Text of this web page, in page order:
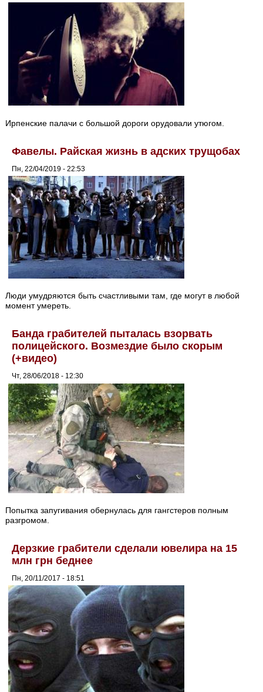
Ирпенские палачи с большой дороги орудовали утюгом.
Фавелы. Райская жизнь в адских трущобах
Пн, 22/04/2019 - 22:53
Люди умудряются быть счастливыми там, где могут в любой
момент умереть.
Банда грабителей пыталась взорвать
полицейского. Возмездие было скорым
(+видео)
Чт, 28/06/2018 - 12:30
Попытка запугивания обернулась для гангстеров полным
разгромом.
Дерзкие грабители сделали ювелира на 15
млн грн беднее
Пн, 20/11/2017 - 18:51